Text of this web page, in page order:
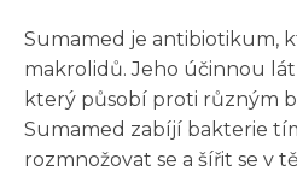
Sumamed je antibiotikum,
makrolidů. Jeho účinnou
který působí proti různým
Sumamed zabíjí bakterie
rozmnožovat se a šířit se v